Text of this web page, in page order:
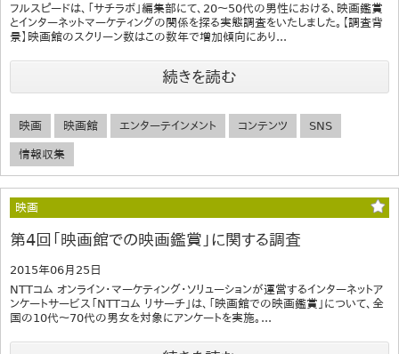
フルスピードは、「サチラボ」編集部にて、20～50代の男性における、映画鑑賞
とインターネットマーケティングの関係を探る実態調査をいたしました。【調査背
景】映画館のスクリーン数はこの数年で増加傾向にあり...
続きを読む
映画 映画館 エンターテインメント コンテンツ SNS
情報収集
映画
第4回「映画館での映画鑑賞」に関する調査
2015年06月25日
NTTコム オンライン・マーケティング・ソリューションが運営するインターネットア
ンケートサービス「NTTコム リサーチ」は、「映画館での映画鑑賞」について、全
国の10代～70代の男女を対象にアンケートを実施。...